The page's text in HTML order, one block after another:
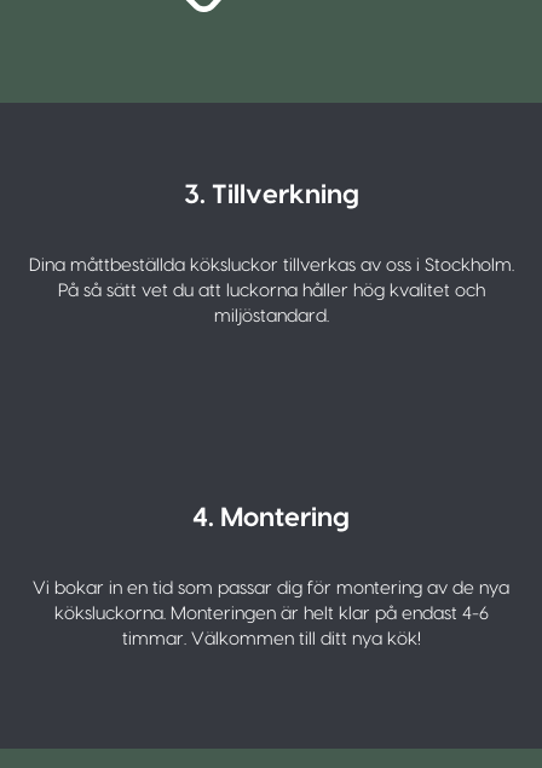
3. Tillverkning
Dina måttbeställda köksluckor tillverkas av oss i Stockholm.
På så sätt vet du att luckorna håller hög kvalitet och
miljöstandard.
4. Montering
Vi bokar in en tid som passar dig för montering av de nya
köksluckorna. Monteringen är helt klar på endast 4-6
timmar. Välkommen till ditt nya kök!